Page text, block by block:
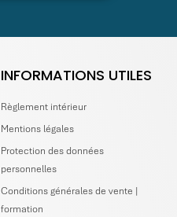
INFORMATIONS UTILES
Règlement intérieur
Mentions légales
Protection des données
personnelles
Conditions générales de vente |
formation